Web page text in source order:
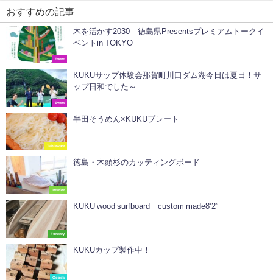
おすすめの記事
Event
木を活かす2030 徳島県Presentsプレミアムトークイ
ベントin TOKYO
Event
KUKUサップ体験会那賀町川口ダム湖今日は夏日！サ
ップ日和でした～
Tableware
半田そうめん×KUKUプレート
Interior
徳島・木頭杉のカッティングボード
Forestry
KUKU wood surfboard custom made8’2″
Goods
KUKUカップ製作中！